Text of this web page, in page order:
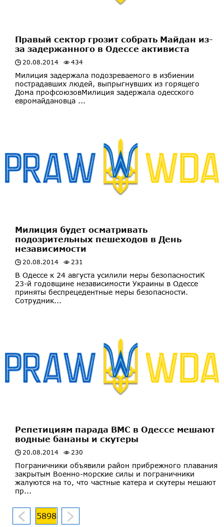
Правый сектор грозит собрать Майдан из-
за задержанного в Одессе активиста
20.08.2014 434
Милиция задержала подозреваемого в избиении
пострадавших людей, выпрыгнувших из горящего
Дома профсоюзовМилиция задержала одесского
евромайдановца ...
Милиция будет осматривать
подозрительных пешеходов в День
независимости
20.08.2014 231
В Одессе к 24 августа усилили меры безопасностиК
23-й годовщине независимости Украины в Одессе
приняты беспрецедентные меры безопасности.
Сотрудник...
Репетициям парада ВМС в Одессе мешают
водные бананы и скутеры
20.08.2014 230
Пограничники объявили район прибрежного плавания
закрытым Военно-морские силы и пограничники
жалуются на то, что частные катера и скутеры мешают
пр...
5898